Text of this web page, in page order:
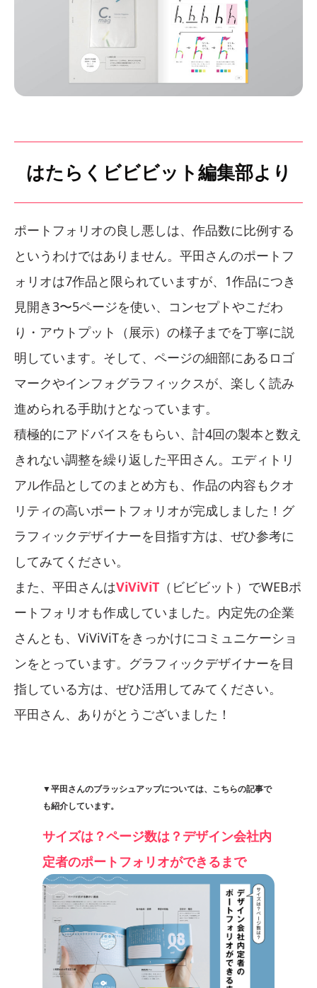
はたらくビビビット編集部より
ポートフォリオの良し悪しは、作品数に比例する
というわけではありません。平田さんのポートフ
ォリオは7作品と限られていますが、1作品につき
見開き3〜5ページを使い、コンセプトやこだわ
り・アウトプット（展示）の様子までを丁寧に説
明しています。そして、ページの細部にあるロゴ
マークやインフォグラフィックスが、楽しく読み
進められる手助けとなっています。
積極的にアドバイスをもらい、計4回の製本と数え
きれない調整を繰り返した平田さん。エディトリ
アル作品としてのまとめ方も、作品の内容もクオ
リティの高いポートフォリオが完成しました！グ
ラフィックデザイナーを目指す方は、ぜひ参考に
してみてください。
また、平田さんはViViViT （ビビビット）でWEBポ
ートフォリオも作成していました。内定先の企業
さんとも、ViViViTをきっかけにコミュニケーショ
ンをとっています。グラフィックデザイナーを目
指している方は、ぜひ活用してみてください。
平田さん、ありがとうございました！
▼平田さんのブラッシュアップについては、こちらの記事で
も紹介しています。
サイズは？ページ数は？デザイン会社内
定者のポートフォリオができるまで